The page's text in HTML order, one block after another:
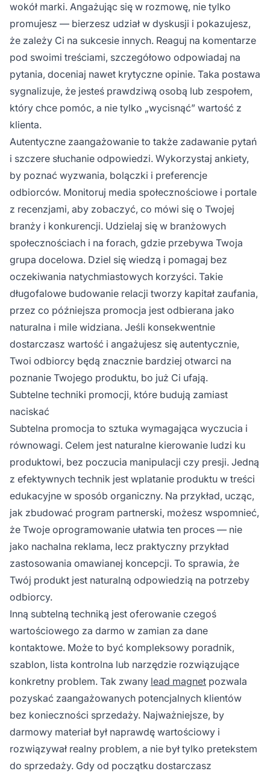
wokół marki. Angażując się w rozmowę, nie tylko
promujesz — bierzesz udział w dyskusji i pokazujesz,
że zależy Ci na sukcesie innych. Reaguj na komentarze
pod swoimi treściami, szczegółowo odpowiadaj na
pytania, doceniaj nawet krytyczne opinie. Taka postawa
sygnalizuje, że jesteś prawdziwą osobą lub zespołem,
który chce pomóc, a nie tylko „wycisnąć” wartość z
klienta.
Autentyczne zaangażowanie to także zadawanie pytań
i szczere słuchanie odpowiedzi. Wykorzystaj ankiety,
by poznać wyzwania, bolączki i preferencje
odbiorców. Monitoruj media społecznościowe i portale
z recenzjami, aby zobaczyć, co mówi się o Twojej
branży i konkurencji. Udzielaj się w branżowych
społecznościach i na forach, gdzie przebywa Twoja
grupa docelowa. Dziel się wiedzą i pomagaj bez
oczekiwania natychmiastowych korzyści. Takie
długofalowe budowanie relacji tworzy kapitał zaufania,
przez co późniejsza promocja jest odbierana jako
naturalna i mile widziana. Jeśli konsekwentnie
dostarczasz wartość i angażujesz się autentycznie,
Twoi odbiorcy będą znacznie bardziej otwarci na
poznanie Twojego produktu, bo już Ci ufają.
Subtelne techniki promocji, które budują zamiast
naciskać
Subtelna promocja to sztuka wymagająca wyczucia i
równowagi. Celem jest naturalne kierowanie ludzi ku
produktowi, bez poczucia manipulacji czy presji. Jedną
z efektywnych technik jest wplatanie produktu w treści
edukacyjne w sposób organiczny. Na przykład, ucząc,
jak zbudować program partnerski, możesz wspomnieć,
że Twoje oprogramowanie ułatwia ten proces — nie
jako nachalna reklama, lecz praktyczny przykład
zastosowania omawianej koncepcji. To sprawia, że
Twój produkt jest naturalną odpowiedzią na potrzeby
odbiorcy.
Inną subtelną techniką jest oferowanie czegoś
wartościowego za darmo w zamian za dane
kontaktowe. Może to być kompleksowy poradnik,
szablon, lista kontrolna lub narzędzie rozwiązujące
konkretny problem. Tak zwany lead magnet pozwala
pozyskać zaangażowanych potencjalnych klientów
bez konieczności sprzedaży. Najważniejsze, by
darmowy materiał był naprawdę wartościowy i
rozwiązywał realny problem, a nie był tylko pretekstem
do sprzedaży. Gdy od początku dostarczasz